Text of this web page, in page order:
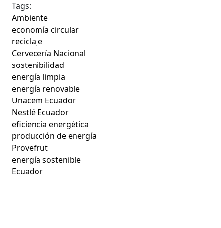
Tags:
Ambiente
economía circular
reciclaje
Cervecería Nacional
sostenibilidad
energía limpia
energía renovable
Unacem Ecuador
Nestlé Ecuador
eficiencia energética
producción de energía
Provefrut
energía sostenible
Ecuador